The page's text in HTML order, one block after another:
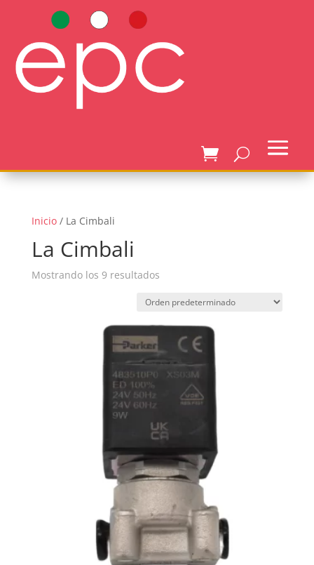
Inicio/ La Cimbali
La Cimbali
Mostrando los 9 resultados